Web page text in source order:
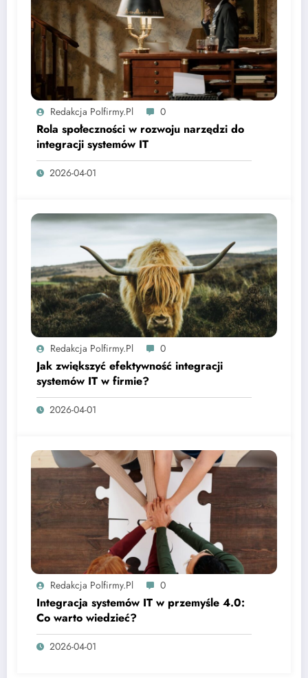
Redakcja Polfirmy.pl 0
Rola społeczności w rozwoju narzędzi do
integracji systemów IT
2026-04-01
Redakcja Polfirmy.pl 0
Jak zwiększyć efektywność integracji
systemów IT w firmie?
2026-04-01
Redakcja Polfirmy.pl 0
Integracja systemów IT w przemyśle 4.0:
Co warto wiedzieć?
2026-04-01